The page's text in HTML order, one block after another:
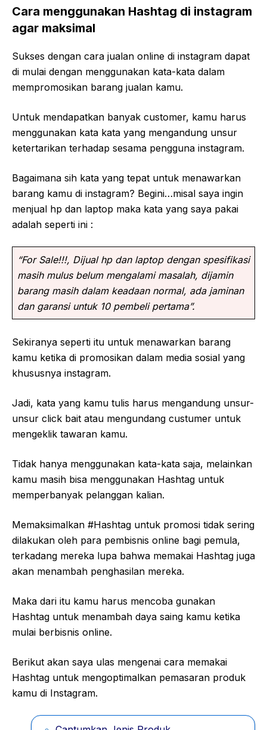
Cara menggunakan Hashtag di instagram
agar maksimal
Sukses dengan cara jualan online di instagram dapat
di mulai dengan menggunakan kata-kata dalam
mempromosikan barang jualan kamu.
Untuk mendapatkan banyak customer, kamu harus
menggunakan kata kata yang mengandung unsur
ketertarikan terhadap sesama pengguna instagram.
Bagaimana sih kata yang tepat untuk menawarkan
barang kamu di instagram? Begini…misal saya ingin
menjual hp dan laptop maka kata yang saya pakai
adalah seperti ini :
“For Sale!!!, Dijual hp dan laptop dengan spesifikasi
masih mulus belum mengalami masalah, dijamin
barang masih dalam keadaan normal, ada jaminan
dan garansi untuk 10 pembeli pertama”.
Sekiranya seperti itu untuk menawarkan barang
kamu ketika di promosikan dalam media sosial yang
khususnya instagram.
Jadi, kata yang kamu tulis harus mengandung unsur-
unsur click bait atau mengundang custumer untuk
mengeklik tawaran kamu.
Tidak hanya menggunakan kata-kata saja, melainkan
kamu masih bisa menggunakan Hashtag untuk
memperbanyak pelanggan kalian.
Memaksimalkan #Hashtag untuk promosi tidak sering
dilakukan oleh para pembisnis online bagi pemula,
terkadang mereka lupa bahwa memakai Hashtag juga
akan menambah penghasilan mereka.
Maka dari itu kamu harus mencoba gunakan
Hashtag untuk menambah daya saing kamu ketika
mulai berbisnis online.
Berikut akan saya ulas mengenai cara memakai
Hashtag untuk mengoptimalkan pemasaran produk
kamu di Instagram.